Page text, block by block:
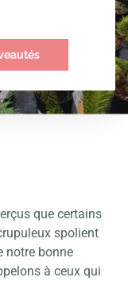
que certains
spolient
notre bonne
à ceux qui